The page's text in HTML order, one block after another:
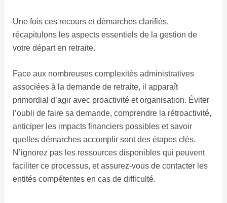
Une fois ces recours et démarches clarifiés,
récapitulons les aspects essentiels de la gestion de
votre départ en retraite.
Face aux nombreuses complexités administratives
associées à la demande de retraite, il apparaît
primordial d’agir avec proactivité et organisation. Éviter
l’oubli de faire sa demande, comprendre la rétroactivité,
anticiper les impacts financiers possibles et savoir
quelles démarches accomplir sont des étapes clés.
N’ignorez pas les ressources disponibles qui peuvent
faciliter ce processus, et assurez-vous de contacter les
entités compétentes en cas de difficulté.